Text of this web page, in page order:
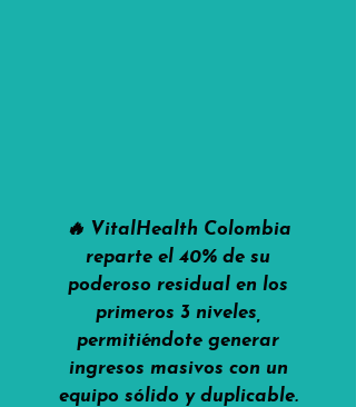
🔥 VitalHealth Colombia
reparte el 40% de su
poderoso residual en los
primeros 3 niveles,
permitiéndote generar
ingresos masivos con un
equipo sólido y duplicable.